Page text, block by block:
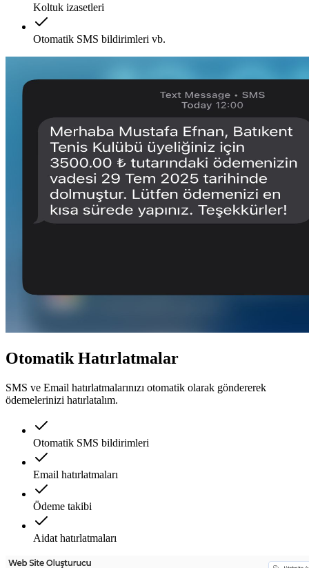
Koltuk izasetleri
Otomatik SMS bildirimleri vb.
Otomatik Hatırlatmalar
SMS ve Email hatırlatmalarınızı otomatik olarak göndererek
ödemelerinizi hatırlatalım.
Otomatik SMS bildirimleri
Email hatırlatmaları
Ödeme takibi
Aidat hatırlatmaları